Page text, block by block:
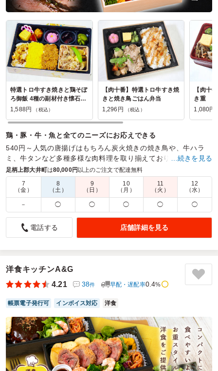
特選トロ牛すき焼きと鶏そぼ
ろ御飯 4種の副材付き懐石御
膳
1,588円 （税込）
【肉十番】特選トロ牛すき焼
きと焼き鳥ごはん弁当
1,296円
（税込）
【肉十
き重
1,080円
鶏・豚・牛・魚と全てのニーズにお応えできる
540円～人気の唐揚げはもちろん炭火焼きの焼き鳥や、牛ハラ
ミ、牛タンなど多種多様な肉料理を取り揃えております。ロケ
や会議など様々シーンでご利用ください
商品数： 締切日時： 1日前10:00 価格帯：
1,080円～1,588円
配達時間：
6:00～17:00
焼き鮭＆唐揚げでバランス良く満足！味・対応ともに好印
で、バランスの良いお弁当でした。量もちょうどよく、最後
まで美味しくいただけました。味付けも良く満足度が高かっ
たです。また、配達員の方の対応も丁寧で安心して受け取る
ことができました。全体的に気持ちよく利用でき、次回もお
ご利用シーン：イベント運営›イベントスタッフ
参加者の年齢：30代～40代男女比：男性多め
千葉県千葉市美浜区中瀬2026/06/03
…続きを見る
足柄上郡大井町は80,000円以上のご注文で配達無料
7
（金）
8
（土）
9
（日）
10
（月）
11
（火）
12
（水）
－ ◯ ◯ ◯ ◯ ◯
電話する 店舗詳細を見る
洋食キッチンA&G
4.21
38件 早配・遅配率0.4%
帳票電子発行可 インボイス対応 洋食